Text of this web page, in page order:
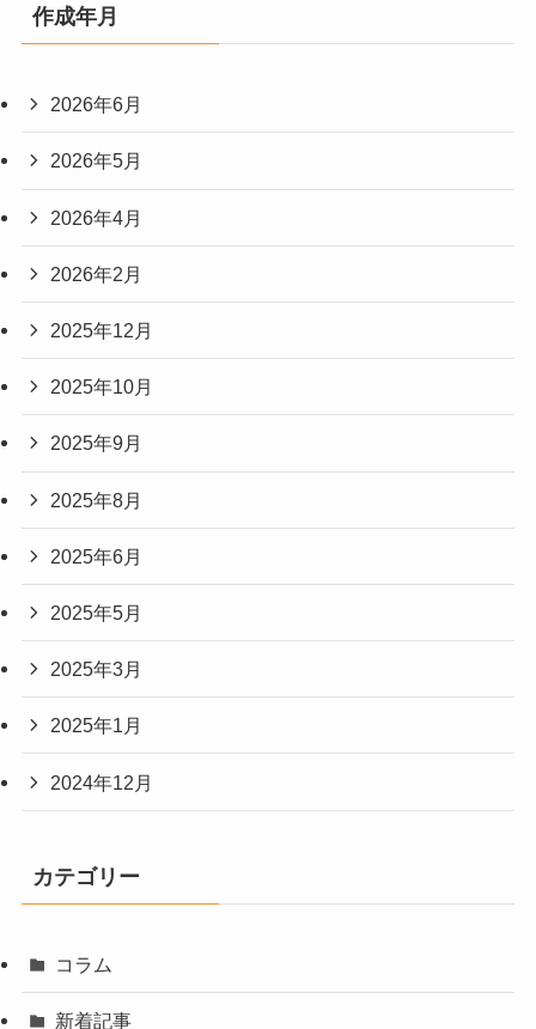
作成年月
2026年6月
2026年5月
2026年4月
2026年2月
2025年12月
2025年10月
2025年9月
2025年8月
2025年6月
2025年5月
2025年3月
2025年1月
2024年12月
カテゴリー
コラム
新着記事